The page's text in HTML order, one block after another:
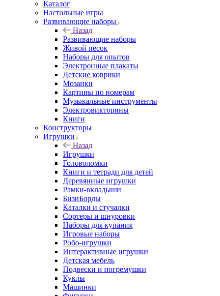
Каталог
Настольные игры
Развивающие наборы
Назад
Развивающие наборы
Живой песок
Наборы для опытов
Электронные плакаты
Детские коврики
Мозаики
Картины по номерам
Музыкальные инструменты
Электровикторины
Книги
Конструкторы
Игрушки
Назад
Игрушки
Головоломки
Книги и тетради для детей
Деревянные игрушки
Рамки-вкладыши
БизиБорды
Каталки и стучалки
Сортеры и шнуровки
Наборы для купания
Игровые наборы
Робо-игрушки
Интерактивные игрушки
Детская мебель
Подвески и погремушки
Куклы
Машинки